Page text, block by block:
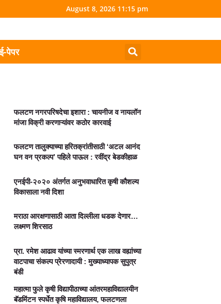
August 8, 2026 11:15 pm
पेपर
फलटण नगरपरिषदेचा इशारा : चायनीज व नायलॉन
मांजा विक्री करणाऱ्यांवर कठोर कारवाई
फलटण तालुक्याच्या हरितक्रांतीसाठी ‘अटल आनंद
घन वन प्रकल्प’ पहिले पाऊल : रवींद्र बेडकीहाळ
एनईपी-२०२० अंतर्गत अनुभवाधारित कृषी कौशल्य
विकासाला नवी दिशा
मराठा आरक्षणासाठी आता दिल्लीला धडक देणार…
लक्ष्मण शिरसाठ
प्रा. रमेश आढाव यांच्या स्मरणार्थ एक लाख वह्यांच्या
वाटपाचा संकल्प प्रेरणादायी : मुख्याध्यापक सुपुत्र
बंडी
महात्मा फुले कृषी विद्यापीठाच्या आंतरमहाविद्यालयीन
बॅडमिंटन स्पर्धेत कृषि महाविद्यालय, फलटणला